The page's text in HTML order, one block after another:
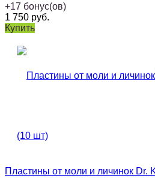
+17 бонус(ов)
1 750 руб.
Купить
Пластины от моли и личинок Dr.